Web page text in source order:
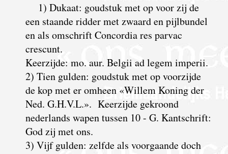
1) Dukaat: goudstuk met op voor zij de
een staande ridder met zwaard en pijlbundel
en als omschrift Concordia res parvac
crescunt.
Keerzijde: mo. aur. Belgii ad legem imperii.
2) Tien gulden: goudstuk met op voorzijde
de kop met er omheen «Willem Koning der
Ned. G.H.V.L.». Keerzijde gekroond
nederlands wapen tussen 10 - G. Kantschrift:
God zij met ons.
3) Vijf gulden: zelfde als voorgaande doch